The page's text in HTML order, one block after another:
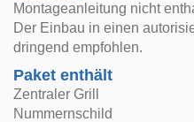
Montageanleitung nicht
Der Einbau in einen
dringend empfohlen.
Paket enthält
Zentraler Grill
Nummernschild